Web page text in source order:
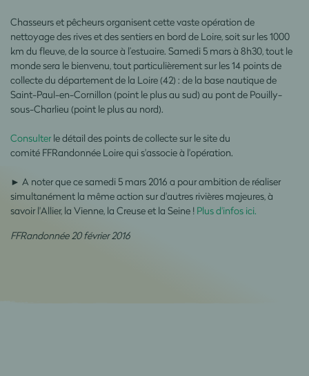
Chasseurs et pêcheurs organisent cette vaste opération de
nettoyage des rives et des sentiers en bord de Loire, soit sur les 1000
km du fleuve, de la source à l’estuaire. Samedi 5 mars à 8h30, tout le
monde sera le bienvenu, tout particulièrement sur les 14 points de
collecte du département de la Loire (42) : de la base nautique de
Saint-Paul-en-Cornillon (point le plus au sud) au pont de Pouilly-
sous-Charlieu (point le plus au nord).
Consulterle détail des points de collecte sur le site du
comité FFRandonnée Loire qui s'associe à l'opération.
► A noter que ce samedi 5 mars 2016 a pour ambition de réaliser
simultanément la même action sur d'autres rivières majeures, à
savoir l'Allier, la Vienne, la Creuse et la Seine ! Plus d'infos ici.
FFRandonnée 20 février 2016